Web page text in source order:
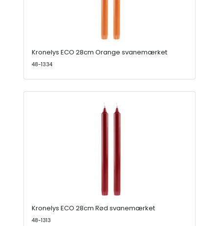
Kronelys ECO 28cm Orange svanemærket
48-1334
Kronelys ECO 28cm Rød svanemærket
48-1313